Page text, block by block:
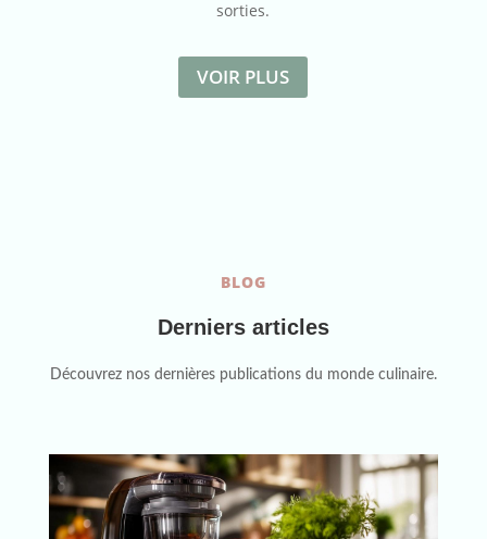
sorties.
VOIR PLUS
BLOG
Derniers articles
Découvrez nos dernières publications du monde culinaire.